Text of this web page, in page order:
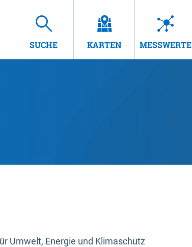
SUCHE KARTEN MESSWERTE
Umwelt, Energie und Klimaschutz